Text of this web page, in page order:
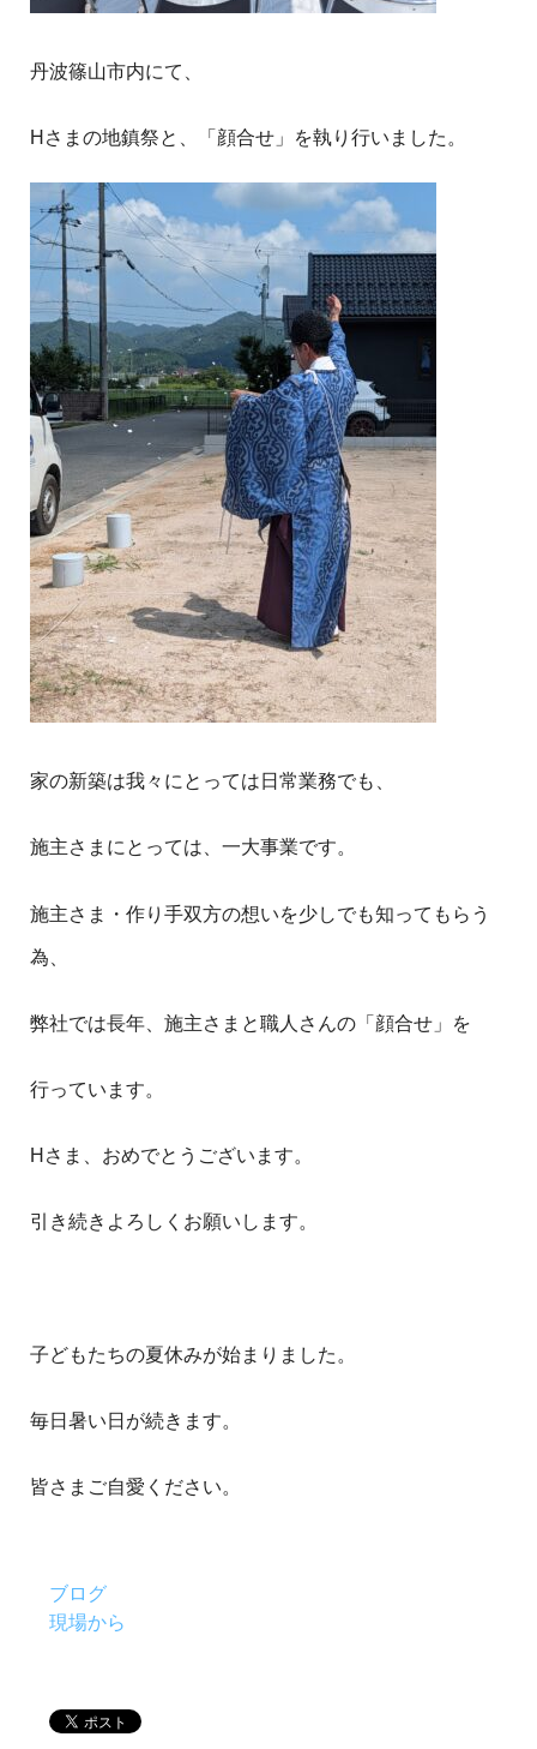
丹波篠山市内にて、
Hさまの地鎮祭と、「顔合せ」を執り行いました。
家の新築は我々にとっては日常業務でも、
施主さまにとっては、一大事業です。
施主さま・作り手双方の想いを少しでも知ってもらう
為、
弊社では長年、施主さまと職人さんの「顔合せ」を
行っています。
Hさま、おめでとうございます。
引き続きよろしくお願いします。
子どもたちの夏休みが始まりました。
毎日暑い日が続きます。
皆さまご自愛ください。
ブログ
現場から